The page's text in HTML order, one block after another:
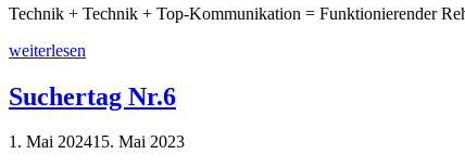
Technik + Technik + Top-Kommunikation = Funktionierender
weiterlesen
Suchertag Nr.6
1. Mai 202415. Mai 2023